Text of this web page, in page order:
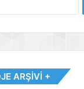
ARŞİVİ +